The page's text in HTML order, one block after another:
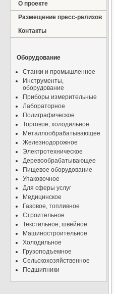
О проекте
Размещение пресс-релизов
Контакты
Оборудование
Станки и промышленное
Инструменты,
оборудование
Приборы измерительные
Лабораторное
Полиграфическое
Торговое, холодильное
Металлообрабатывающее
Железнодорожное
Электротехническое
Деревообрабатывающее
Пищевое оборудование
Упаковочное
Для сферы услуг
Медицинское
Газовое, топливное
Строительное
Текстильное, швейное
Машиностроительное
Холодильное
Грузоподъемное
Сельскохозяйственное
Подшипники